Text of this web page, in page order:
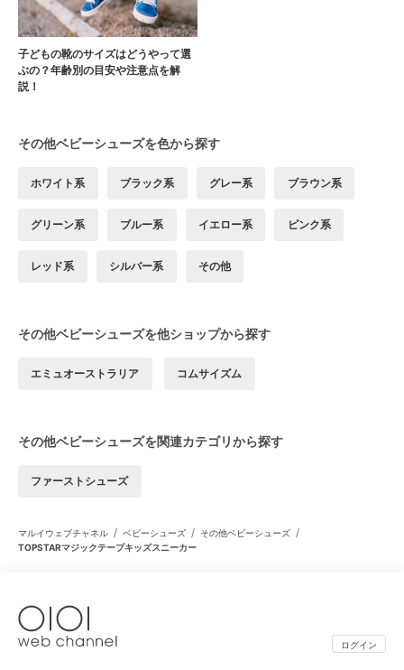
子どもの靴のサイズはどうやって選
ぶの？年齢別の目安や注意点を解
説！
その他ベビーシューズを色から探す
ホワイト系 ブラック系 グレー系 ブラウン系
グリーン系 ブルー系 イエロー系 ピンク系
レッド系 シルバー系 その他
その他ベビーシューズを他ショップから探す
エミュオーストラリア コムサイズム
その他ベビーシューズを関連カテゴリから探す
ファーストシューズ
マルイウェブチャネル / ベビーシューズ / その他ベビーシューズ /
TOPSTARマジックテープキッズスニーカー
ログイン